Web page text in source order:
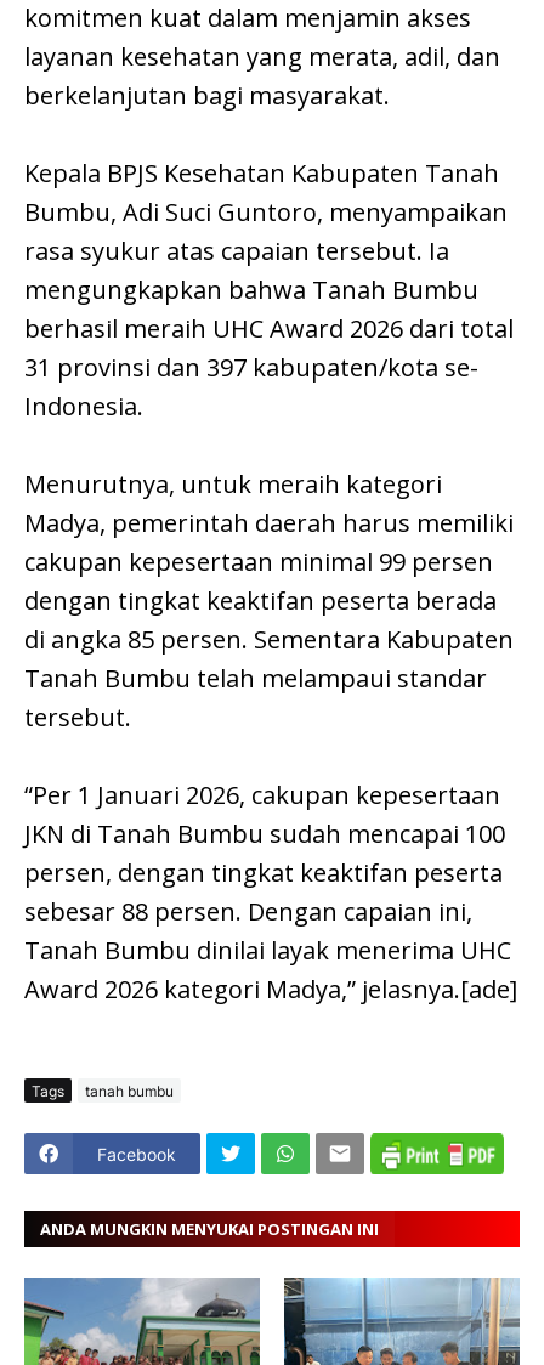
komitmen kuat dalam menjamin akses
layanan kesehatan yang merata, adil, dan
berkelanjutan bagi masyarakat.
Kepala BPJS Kesehatan Kabupaten Tanah
Bumbu, Adi Suci Guntoro, menyampaikan
rasa syukur atas capaian tersebut. Ia
mengungkapkan bahwa Tanah Bumbu
berhasil meraih UHC Award 2026 dari total
31 provinsi dan 397 kabupaten/kota se-
Indonesia.
Menurutnya, untuk meraih kategori
Madya, pemerintah daerah harus memiliki
cakupan kepesertaan minimal 99 persen
dengan tingkat keaktifan peserta berada
di angka 85 persen. Sementara Kabupaten
Tanah Bumbu telah melampaui standar
tersebut.
“Per 1 Januari 2026, cakupan kepesertaan
JKN di Tanah Bumbu sudah mencapai 100
persen, dengan tingkat keaktifan peserta
sebesar 88 persen. Dengan capaian ini,
Tanah Bumbu dinilai layak menerima UHC
Award 2026 kategori Madya,” jelasnya.[ade]
Tags tanah bumbu
Facebook
ANDA MUNGKIN MENYUKAI POSTINGAN INI